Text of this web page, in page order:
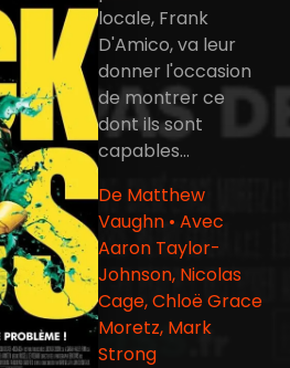
locale, Frank
D'Amico, va leur
donner l'occasion
de montrer ce
dont ils sont
capables...
De Matthew
Vaughn • Avec
Aaron Taylor-
Johnson, Nicolas
Cage, Chloë Grace
Moretz, Mark
Strong